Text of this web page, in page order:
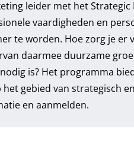
leider met het
vaardigheden en
te worden. Hoe zorg je
daarmee duurzame
is? Het programma
gebied van strategisch
en aanmelden.